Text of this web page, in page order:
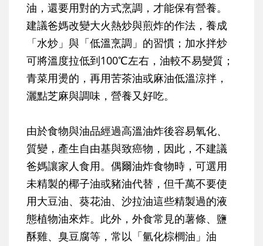
油，還要用對的方式烹調，才能保有營養。
建議爸媽改變大火熱炒與煎炸的作法，養成
「水炒」與「低溫烹調」的習慣；加水拌炒
可將溫度拉低到100℃左右，油較不易變質；
青菜用燙的，再用苦茶油或麻油低溫涼拌，
灑點芝麻與調味，營養又好吃。
由於食物與油品經過高溫油炸後容易氧化、
質變，產生自由基與致癌物，因此，不建議
爸媽讓家人食用。偶爾油炸食物時，可選用
未精製的椰子油或豬油代替，但千萬不要使
用大豆油、葵花油、沙拉油這些精製過的液
態植物油來炸。此外，外食常見的薯條、鹽
酥雞、臭豆腐等，常以「氫化棕櫚油」油